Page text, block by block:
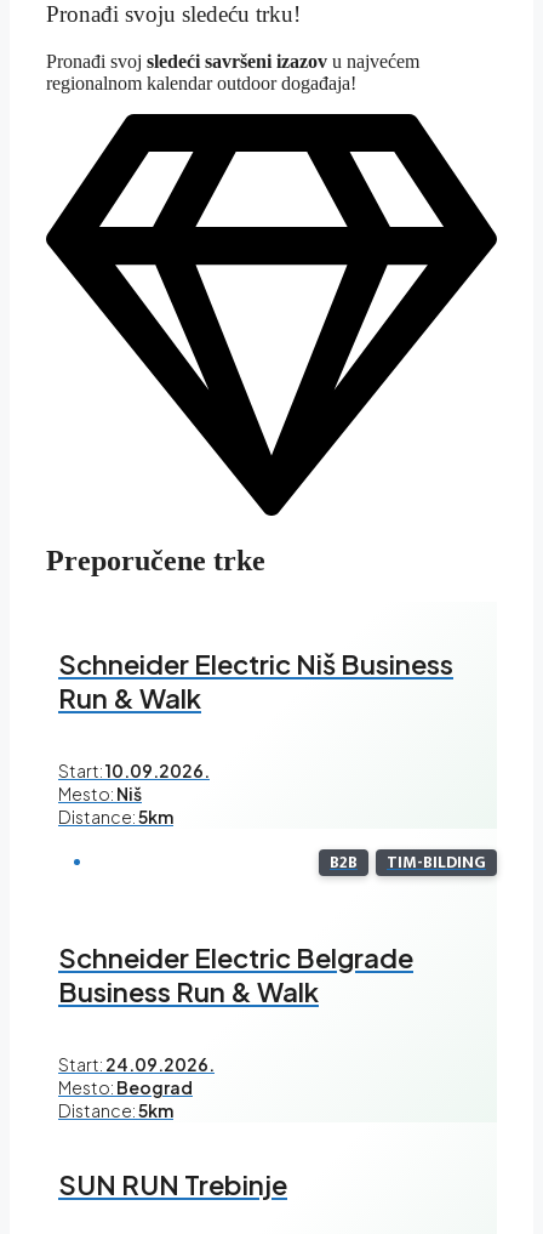
Pronađi svoju sledeću trku!
Pronađi svoj sledeći savršeni izazov u najvećem
regionalnom kalendar outdoor događaja!
Preporučene trke
Schneider Electric Niš Business
Run & Walk
Start:10.09.2026.
Mesto: Niš
Distance:5km
B2B TIM-BILDING
Schneider Electric Belgrade
Business Run & Walk
Start: 24.09.2026.
Mesto: Beograd
Distance:5km
SUN RUN Trebinje